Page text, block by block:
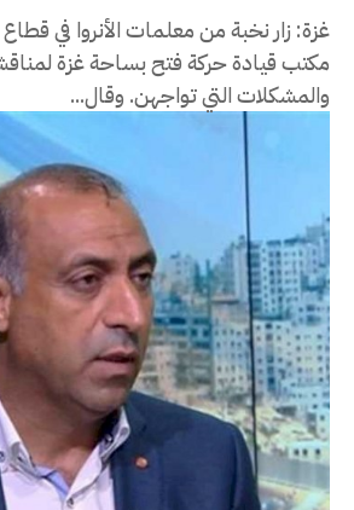
غزة: زار نخبة من معلمات الأنروا في قطاع
مكتب قيادة حركة فتح بساحة غزة
والمشكلات التي تواجهن. وقال...